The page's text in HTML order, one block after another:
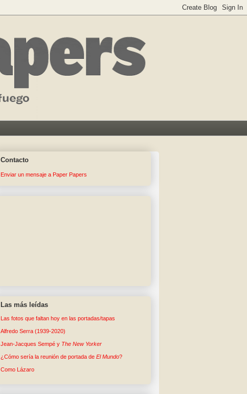
Contacto
Enviar un mensaje a Paper Papers
Las más leídas
Las fotos que faltan hoy en las portadas/tapas
Alfredo Serra (1939-2020)
Jean-Jacques Sempé y The New Yorker
¿Cómo sería la reunión de portada de El Mundo?
Como Lázaro